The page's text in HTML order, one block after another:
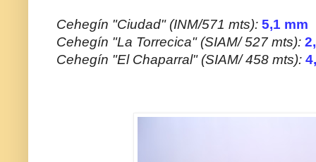
Cehegín "Ciudad" (INM/571 mts): 5,1 mm
Cehegín "La Torrecica" (SIAM/ 527 mts):
Cehegín "El Chaparral" (SIAM/ 458 mts):